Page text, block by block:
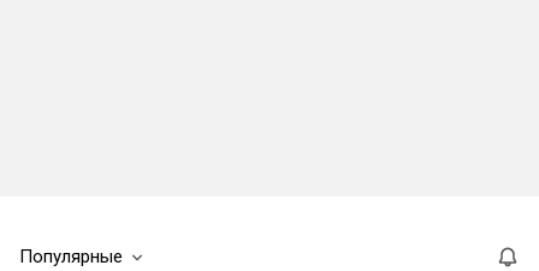
Популярные